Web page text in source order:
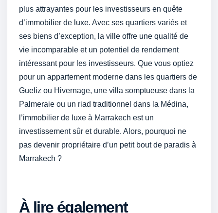
plus attrayantes pour les investisseurs en quête
d’immobilier de luxe. Avec ses quartiers variés et
ses biens d’exception, la ville offre une qualité de
vie incomparable et un potentiel de rendement
intéressant pour les investisseurs. Que vous optiez
pour un appartement moderne dans les quartiers de
Gueliz ou Hivernage, une villa somptueuse dans la
Palmeraie ou un riad traditionnel dans la Médina,
l’immobilier de luxe à Marrakech est un
investissement sûr et durable. Alors, pourquoi ne
pas devenir propriétaire d’un petit bout de paradis à
Marrakech ?
À lire également